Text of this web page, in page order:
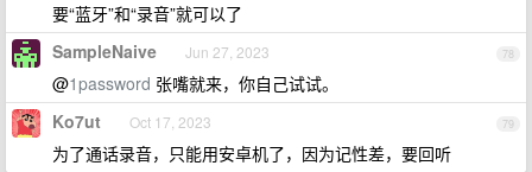
要“蓝牙”和“录音”就可以了
78
SampleNaive Jun 27, 2023
@1password 张嘴就来，你自己试试。
79
Ko7ut Oct 17, 2023
为了通话录音，只能用安卓机了，因为记性差，要回听